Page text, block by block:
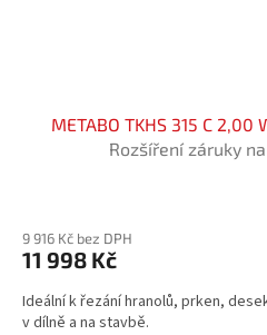
METABO TKHS 315 C
Rozšíření záruky
9 916 Kč bez DPH
11 998 Kč
Ideální k řezání hranolů, prken,
v dílně a na stavbě.